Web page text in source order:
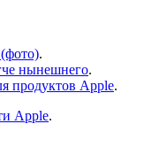
.
нынешнего.
продуктов Apple.
Apple.